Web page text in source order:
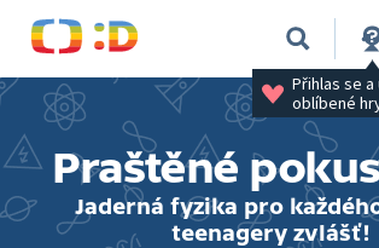
Přihlas se a
oblíbené
Praštěné
Jaderná fyzika pro
teenagery zvlášť!